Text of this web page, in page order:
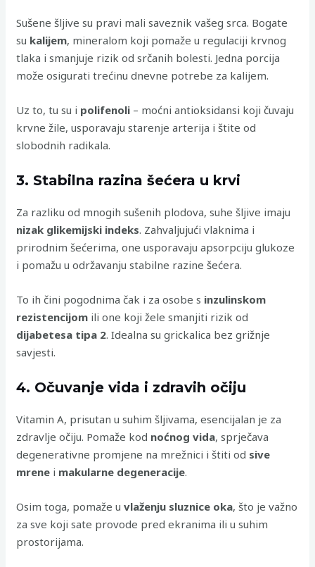
Sušene šljive su pravi mali saveznik vašeg srca. Bogate
su kalijem, mineralom koji pomaže u regulaciji krvnog
tlaka i smanjuje rizik od srčanih bolesti. Jedna porcija
može osigurati trećinu dnevne potrebe za kalijem.
Uz to, tu su i polifenoli – moćni antioksidansi koji čuvaju
krvne žile, usporavaju starenje arterija i štite od
slobodnih radikala.
3. Stabilna razina šećera u krvi
Za razliku od mnogih sušenih plodova, suhe šljive imaju
nizak glikemijski indeks. Zahvaljujući vlaknima i
prirodnim šećerima, one usporavaju apsorpciju glukoze
i pomažu u održavanju stabilne razine šećera.
To ih čini pogodnima čak i za osobe s inzulinskom
rezistencijom ili one koji žele smanjiti rizik od
dijabetesa tipa 2. Idealna su grickalica bez grižnje
savjesti.
4. Očuvanje vida i zdravih očiju
Vitamin A, prisutan u suhim šljivama, esencijalan je za
zdravlje očiju. Pomaže kod noćnog vida, sprječava
degenerativne promjene na mrežnici i štiti od sive
mrene i makularne degeneracije.
Osim toga, pomaže uvlaženju sluznice oka, što je važno
za sve koji sate provode pred ekranima ili u suhim
prostorijama.